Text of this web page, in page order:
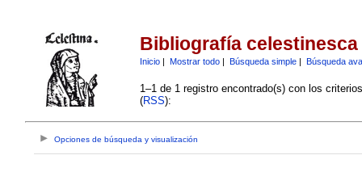
Bibliografía celestinesca
Inicio| Mostrar todo| Búsqueda simple| Búsqueda
1–1 de 1 registro encontrado(s) con los
(RSS):
Opciones de búsqueda y visualización